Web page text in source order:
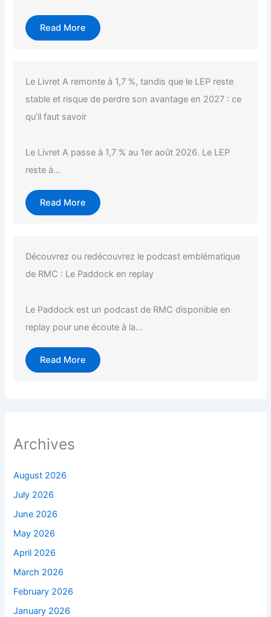
Read More
Le Livret A remonte à 1,7 %, tandis que le LEP reste
stable et risque de perdre son avantage en 2027 : ce
qu’il faut savoir
Le Livret A passe à 1,7 % au 1er août 2026. Le LEP
reste à...
Read More
Découvrez ou redécouvrez le podcast emblématique
de RMC : Le Paddock en replay
Le Paddock est un podcast de RMC disponible en
replay pour une écoute à la...
Read More
Archives
August 2026
July 2026
June 2026
May 2026
April 2026
March 2026
February 2026
January 2026